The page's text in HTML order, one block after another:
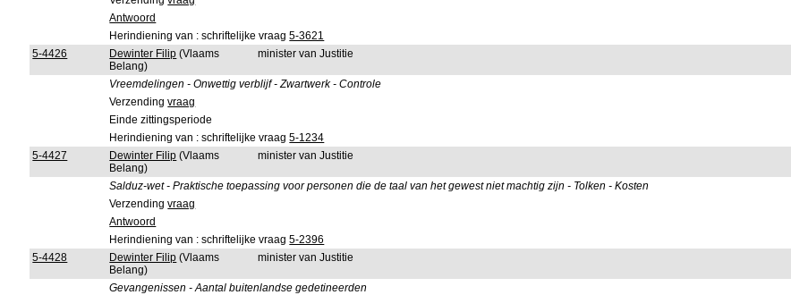
Antwoord
Herindiening van : schriftelijke vraag5-3621
5-4426
Dewinter Filip (Vlaams
Belang)
minister van Justitie
Vreemdelingen - Onwettig verblijf - Zwartwerk - Controle
Verzendingvraag
Einde zittingsperiode
Herindiening van : schriftelijke vraag5-1234
5-4427
Dewinter Filip (Vlaams
Belang)
minister van Justitie
Salduz-wet - Praktische toepassing voor personen die de taal van het gewest niet machtig zijn - Tolken - Kosten
Verzendingvraag
Antwoord
Herindiening van : schriftelijke vraag5-2396
5-4428
Dewinter Filip (Vlaams
Belang)
minister van Justitie
Gevangenissen - Aantal buitenlandse gedetineerden